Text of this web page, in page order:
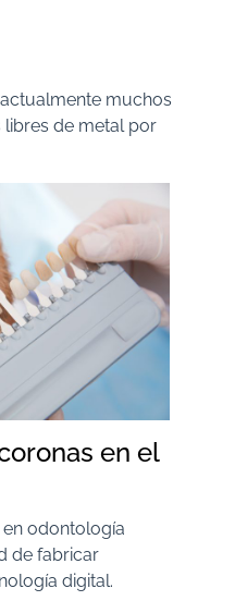
muchos
libres de metal por
en el
odontología
de fabricar
digital.